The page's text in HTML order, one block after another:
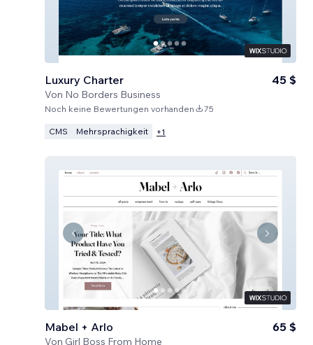
Luxury Charter
Von No Borders Business
45 $
Noch keine Bewertungen vorhanden 75
CMS Mehrsprachigkeit +1
Mabel + Arlo
Von Girl Boss From Home
65 $